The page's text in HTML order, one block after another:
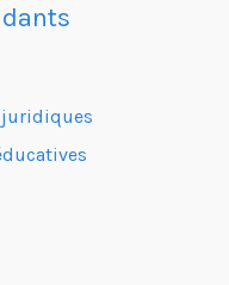
juridiques